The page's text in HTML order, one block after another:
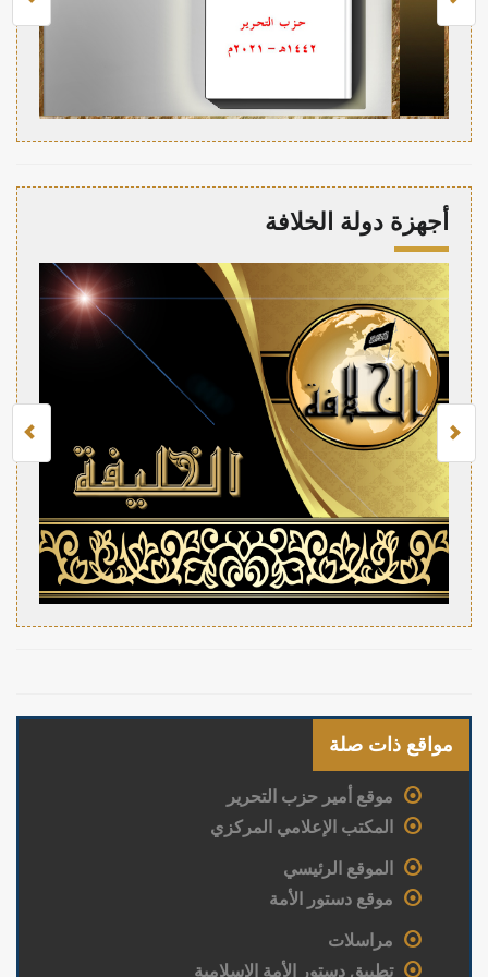
أجهزة دولة الخلافة
مواقع ذات صلة
موقع أمير حزب التحرير
المكتب الإعلامي المركزي
الموقع الرئيسي
موقع دستور الأمة
مراسلات
تطبيق دستور الأمة الإسلامية